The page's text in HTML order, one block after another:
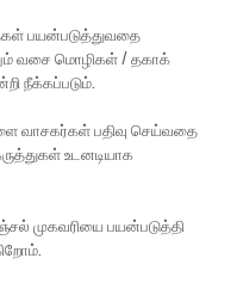
பயன்படுத்துவதை
வசை மொழிகள் / தகாக்
நீக்கப்படும்.
வாசகர்கள் பதிவு செய்வதை
உடனடியாக
முகவரியை பயன்படுத்தி